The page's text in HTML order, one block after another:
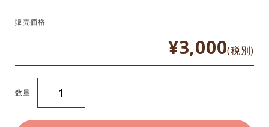
販売価格
¥3,000(税別)
数量